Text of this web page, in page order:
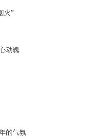
火”
动魄
的气氛